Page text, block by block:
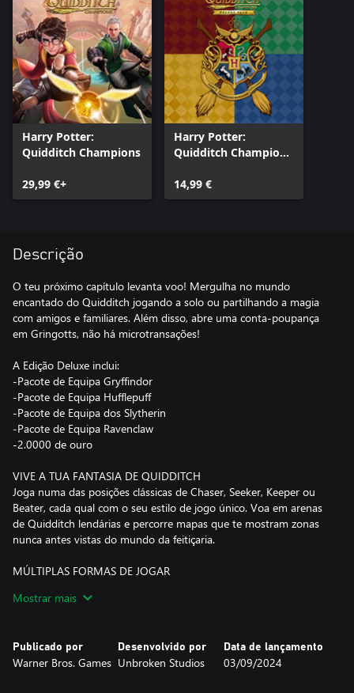
Harry Potter:
Quidditch Champions
29,99 €+
Harry Potter:
Quidditch Champions
14,99 €
Descrição
O teu próximo capítulo levanta voo! Mergulha no mundo
encantado do Quidditch jogando a solo ou partilhando a magia
com amigos e familiares. Além disso, abre uma conta-poupança
em Gringotts, não há microtransações!
A Edição Deluxe inclui:
-Pacote de Equipa Gryffindor
-Pacote de Equipa Hufflepuff
-Pacote de Equipa dos Slytherin
-Pacote de Equipa Ravenclaw
-2.0000 de ouro
VIVE A TUA FANTASIA DE QUIDDITCH
Joga numa das posições clássicas de Chaser, Seeker, Keeper ou
Beater, cada qual com o seu estilo de jogo único. Voa em arenas
de Quidditch lendárias e percorre mapas que te mostram zonas
nunca antes vistas do mundo da feitiçaria.
MÚLTIPLAS FORMAS DE JOGAR
experimentar de outra forma a diversão do Quidditch. Joga a
QUIDDITCH À TUA MANEIRA
Mostrar mais
Publicado por
Warner Bros. Games
Desenvolvido por
Unbroken Studios
Data de lançamento
03/09/2024